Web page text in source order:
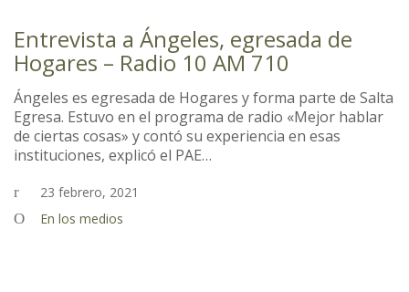
Entrevista a Ángeles, egresada de
Hogares – Radio 10 AM 710
Ángeles es egresada de Hogares y forma parte de Salta
Egresa. Estuvo en el programa de radio «Mejor hablar
de ciertas cosas» y contó su experiencia en esas
instituciones, explicó el PAE…
23 febrero, 2021
En los medios